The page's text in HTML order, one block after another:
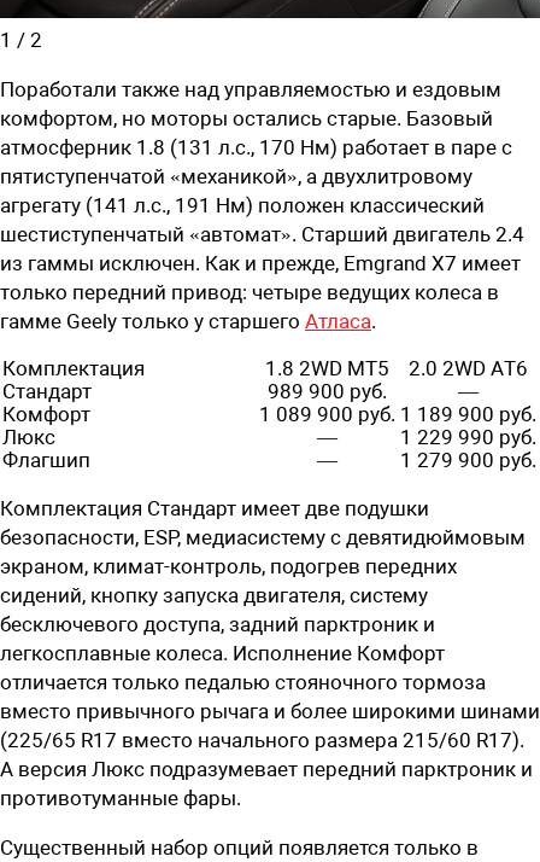
1 / 2
Поработали также над управляемостью и ездовым
комфортом, но моторы остались старые. Базовый
атмосферник 1.8 (131 л.с., 170 Нм) работает в паре с
пятиступенчатой «механикой», а двухлитровому
агрегату (141 л.с., 191 Нм) положен классический
шестиступенчатый «автомат». Старший двигатель 2.4
из гаммы исключен. Как и прежде, Emgrand X7 имеет
только передний привод: четыре ведущих колеса в
гамме Geely только у старшего Aтласа.
Комплектация
1.8 2WD MT5
2.0 2WD АT6
Стандарт
989 900 руб.
—
Комфорт
1 089 900 руб. 1 189 900 руб.
Люкс
—
1 229 990 руб.
Флагшип
—
1 279 900 руб.
Комплектация Стандарт имеет две подушки
безопасности, ESP, медиасистему с девятидюймовым
экраном, климат-контроль, подогрев передних
сидений, кнопку запуска двигателя, систему
бесключевого доступа, задний парктроник и
легкосплавные колеса. Исполнение Комфорт
отличается только педалью стояночного тормоза
вместо привычного рычага и более широкими шинами
(225/65 R17 вместо начального размера 215/60 R17).
А версия Люкс подразумевает передний парктроник и
противотуманные фары.
Существенный набор опций появляется только в